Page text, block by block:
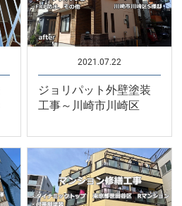
2021.07.22
ジョリパット外壁塗装
工事～川崎市川崎区